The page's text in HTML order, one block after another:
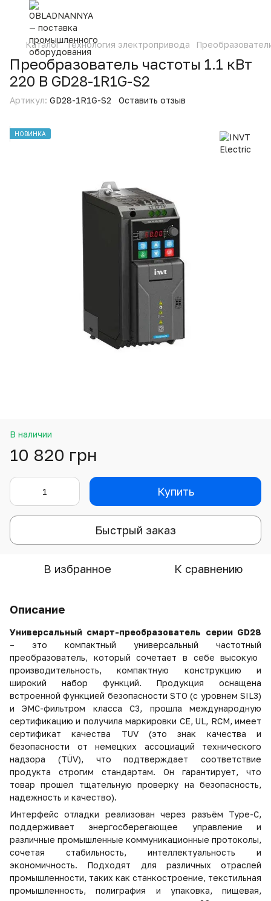
Каталог Технология электропривода
Преобразователь частоты 1.1 кВт
220 В GD28-1R1G-S2
Артикул: GD28-1R1G-S2 Оставить отзыв
НОВИНКА
В наличии
10 820 грн
Купить
Быстрый заказ
В избранное К сравнению
Описание
Универсальный смарт-преобразователь серии GD28
– это компактный универсальный частотный
преобразователь, который сочетает в себе высокую
производительность, компактную конструкцию и
широкий набор функций. Продукция оснащена
встроенной функцией безопасности STO (с уровнем SIL3)
и ЭМС-фильтром
класса C3, прошла международную
сертификацию и получила маркировки CE, UL, RCM, имеет
сертификат качества TUV(это знак качества и
безопасности от немецких ассоциаций технического
надзора (TÜV), что подтверждает соответствие
продукта строгим стандартам. Он гарантирует, что
товар прошел тщательную проверку на безопасность,
надежность и качество).
Интерфейс отладки реализован через разъём Type-C,
поддерживает энергосберегающее управление и
различные промышленные коммуникационные протоколы,
сочетая стабильность, интеллектуальность и
экономичность. Подходят для различных отраслей
промышленности, таких как станкостроение, текстильная
промышленность, полиграфия и упаковка, пищевая,